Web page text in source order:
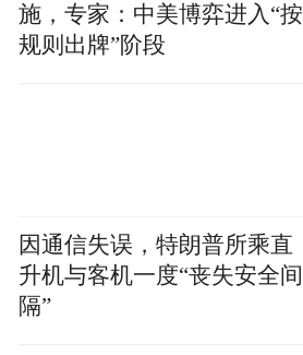
施，专家：中美博弈进入“按
规则出牌”阶段
因通信失误，特朗普所乘直
升机与客机一度“丧失安全间
隔”